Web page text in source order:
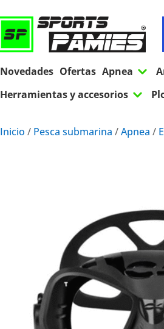
Novedades Ofertas Apnea 3
Herramientas y accesorios 3
Inicio / Pesca submarina /Apnea /